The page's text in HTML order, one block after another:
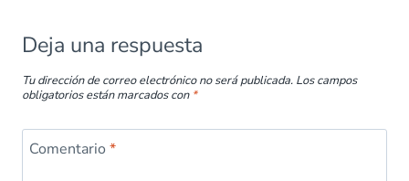
Deja una respuesta
Tu dirección de correo electrónico no será publicada. Los campos
obligatorios están marcados con *
Comentario *